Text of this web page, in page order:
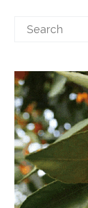
Search
for: